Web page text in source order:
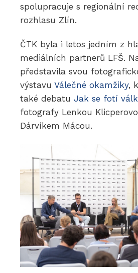
spolupracuje s regionální
rozhlasu Zlín.
ČTK byla i letos jedním z
mediálních partnerů LFŠ.
představila svou
výstavu Válečné okamžiky,
také debatu Jak se fotí
fotografy Lenkou
Dárvíkem Mácou.